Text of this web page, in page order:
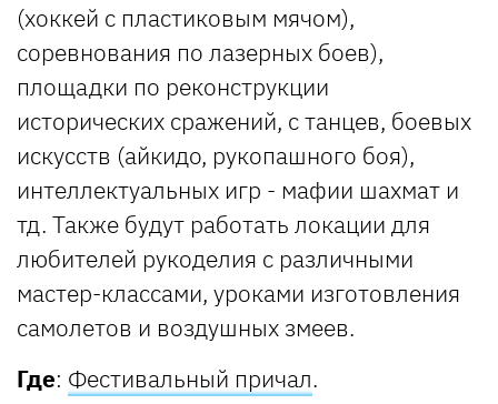
(хоккей с пластиковым мячом),
соревнования по лазерных боев),
площадки по реконструкции
исторических сражений, с танцев, боевых
искусств (айкидо, рукопашного боя),
интеллектуальных игр - мафии шахмат и
тд. Также будут работать локации для
любителей рукоделия с различными
мастер-классами, уроками изготовления
самолетов и воздушных змеев.
Где: Фестивальный причал.